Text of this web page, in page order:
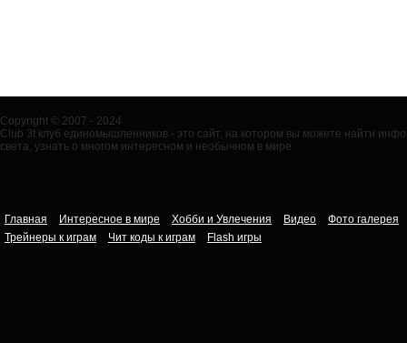
Copyright © 2007 - 2024
Club 3t клуб единомышленников - это сайт, на котором вы можете найти
света, узнать о многом интересном и необычном в мире.
Главная Интересное в мире Хобби и Увлечения Видео
Фото галерея
Трейнеры к играм
Чит коды к играм Flash игры